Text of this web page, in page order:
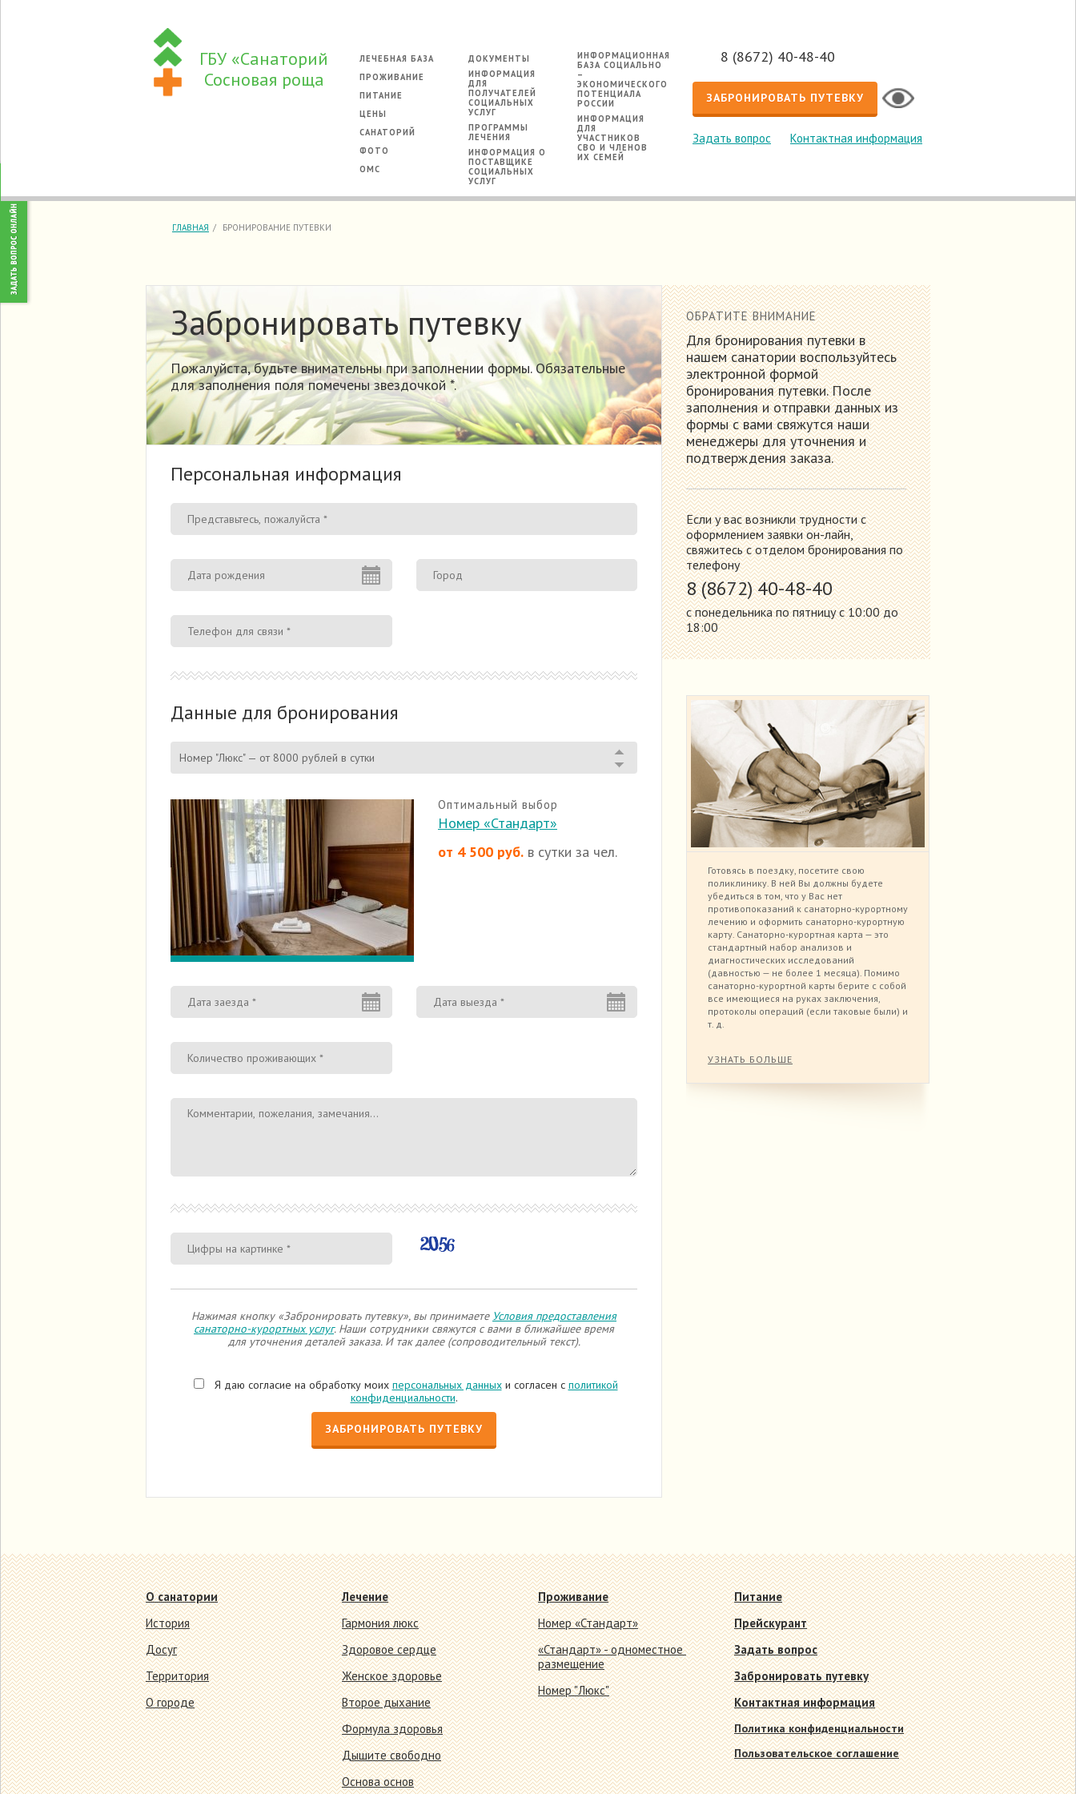
8 (8672) 40-48-40
ЗАБРОНИРОВАТЬ ПУТЕВКУ
Задать вопрос Контактная информация
ЛЕЧЕБНАЯ БАЗА
ПРОЖИВАНИЕ
ПИТАНИЕ
ЦЕНЫ
САНАТОРИЙ
ФОТО
ОМС
ДОКУМЕНТЫ
ИНФОРМАЦИЯ
ДЛЯ
ПОЛУЧАТЕЛЕЙ
СОЦИАЛЬНЫХ
УСЛУГ
ПРОГРАММЫ
ЛЕЧЕНИЯ
ИНФОРМАЦИЯ О
ПОСТАВЩИКЕ
СОЦИАЛЬНЫХ
УСЛУГ
ИНФОРМАЦИОННАЯ
БАЗА СОЦИАЛЬНО
–
ЭКОНОМИЧЕСКОГО
ПОТЕНЦИАЛА
РОССИИ
ИНФОРМАЦИЯ
ДЛЯ
УЧАСТНИКОВ
СВО И ЧЛЕНОВ
ИХ СЕМЕЙ
ГБУ «Санаторий
Сосновая роща
ГЛАВНАЯ БРОНИРОВАНИЕ ПУТЕВКИ
Забронировать путевку
Пожалуйста, будьте внимательны при заполнении формы. Обязательные
для заполнения поля помечены звездочкой *.
Персональная информация
Данные для бронирования
Номер "Люкс" — от 8000 рублей в сутки
Оптимальный выбор
Номер «Стандарт»
от 4 500 руб. в сутки за чел.
Нажимая кнопку «Забронировать путевку», вы принимаете Условия предоставления
санаторно-курортных услуг. Наши сотрудники свяжутся с вами в ближайшее время
для уточнения деталей заказа. И так далее (сопроводительный текст).
Я даю согласие на обработку моих персональных данныхи согласен с политикой
конфиденциальности.
ЗАБРОНИРОВАТЬ ПУТЕВКУ
ОБРАТИТЕ ВНИМАНИЕ
Для бронирования путевки в
нашем санатории воспользуйтесь
электронной формой
бронирования путевки. После
заполнения и отправки данных из
формы с вами свяжутся наши
менеджеры для уточнения и
подтверждения заказа.
Если у вас возникли трудности с
оформлением заявки он-лайн,
свяжитесь с отделом бронирования по
телефону
8 (8672) 40-48-40
с понедельника по пятницу с 10:00 до
18:00
Готовясь в поездку, посетите свою
поликлинику. В ней Вы должны будете
убедиться в том, что у Вас нет
противопоказаний к санаторно-курортному
лечению и оформить санаторно-курортную
карту. Санаторно-курортная карта — это
стандартный набор анализов и
диагностических исследований
(давностью — не более 1 месяца). Помимо
санаторно-курортной карты берите с собой
все имеющиеся на руках заключения,
протоколы операций (если таковые были) и
т. д.
УЗНАТЬ БОЛЬШЕ
О санатории
История
Досуг
Территория
О городе
Лечение
Гармония люкс
Здоровое сердце
Женское здоровье
Второе дыхание
Формула здоровья
Дышите свободно
Основа основ
Проживание
Номер «Стандарт»
«Стандарт» - одноместное
размещение
Номер "Люкс"
Питание
Прейскурант
Задать вопрос
Забронировать путевку
Контактная информация
Политика конфиденциальности
Пользовательское соглашение